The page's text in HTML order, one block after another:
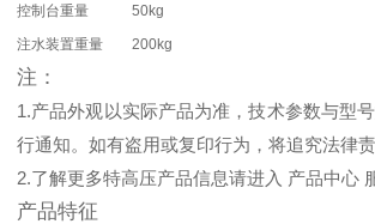
控制台重量
50kg
注水装置重量
200kg
注：
1.产品外观以实际产品为准，技术参数与型
行通知。如有盗用或复印行为，将追究法律责
2.了解更多特高压产品信息请进入 产品中心
产品特征